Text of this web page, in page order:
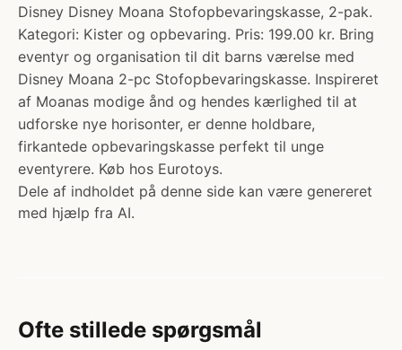
Disney Disney Moana Stofopbevaringskasse, 2-pak.
Kategori: Kister og opbevaring. Pris: 199.00 kr. Bring
eventyr og organisation til dit barns værelse med
Disney Moana 2-pc Stofopbevaringskasse. Inspireret
af Moanas modige ånd og hendes kærlighed til at
udforske nye horisonter, er denne holdbare,
firkantede opbevaringskasse perfekt til unge
eventyrere. Køb hos Eurotoys.
Dele af indholdet på denne side kan være genereret
med hjælp fra AI.
Ofte stillede spørgsmål